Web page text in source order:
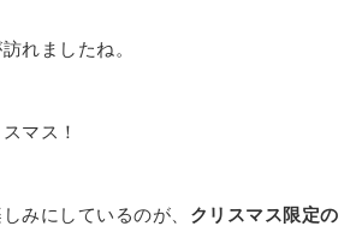
れましたね。
マス！
みにしているのが、 クリスマス限定の